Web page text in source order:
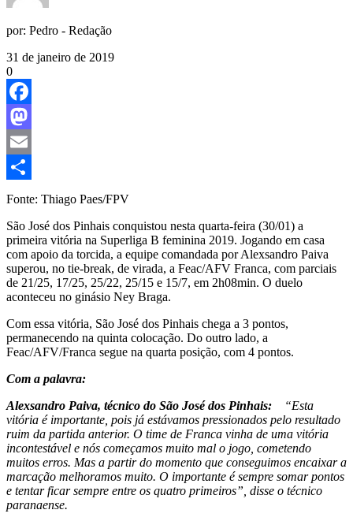
por: Pedro - Redação
31 de janeiro de 2019
0
Facebook
Mastodon
Email
Share
Fonte: Thiago Paes/FPV
São José dos Pinhais conquistou nesta quarta-feira (30/01) a
primeira vitória na Superliga B feminina 2019. Jogando em casa
com apoio da torcida, a equipe comandada por Alexsandro Paiva
superou, no tie-break, de virada, a Feac/AFV Franca, com parciais
de 21/25, 17/25, 25/22, 25/15 e 15/7, em 2h08min. O duelo
aconteceu no ginásio Ney Braga.
Com essa vitória, São José dos Pinhais chega a 3 pontos,
permanecendo na quinta colocação. Do outro lado, a
Feac/AFV/Franca segue na quarta posição, com 4 pontos.
Com a palavra:
Alexsandro Paiva, técnico do São José dos Pinhais:
“Esta
vitória é importante, pois já estávamos pressionados pelo resultado
ruim da partida anterior. O time de Franca vinha de uma vitória
incontestável e nós começamos muito mal o jogo, cometendo
muitos erros. Mas a partir do momento que conseguimos encaixar a
marcação melhoramos muito. O importante é sempre somar pontos
e tentar ficar sempre entre os quatro primeiros”, disse o técnico
paranaense.